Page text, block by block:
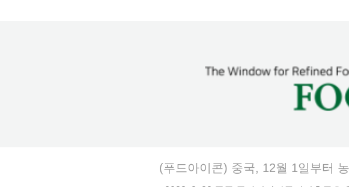
(푸드아이콘) 중국, 12월 1일부터